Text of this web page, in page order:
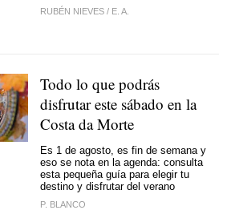
RUBÉN NIEVES / E. A.
Todo lo que podrás
disfrutar este sábado en la
Costa da Morte
Es 1 de agosto, es fin de semana y
eso se nota en la agenda: consulta
esta pequeña guía para elegir tu
destino y disfrutar del verano
P. BLANCO